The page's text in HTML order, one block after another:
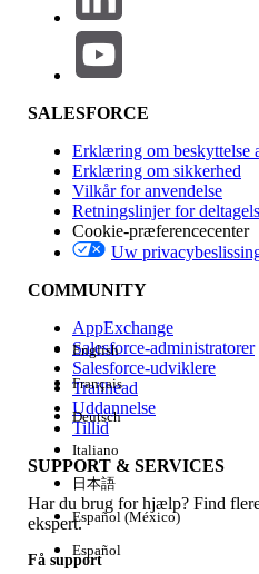
Funktionspåvirkning
Version
Experience
SALESFORCE
Erklæring om beskyttelse
Erklæring om sikkerhed
Vilkår for anvendelse
Retningslinjer for
Cookie-præferencecenter
Uw
COMMUNITY
AppExchange
Salesforce-administratorer
Salesforce-udviklere
Trailhead
Uddannelse
Tillid
SUPPORT & SERVICES
Har du brug for hjælp? Find
ekspert.
Få support
English
Français
Deutsch
Italiano
日本語
Español (México)
Español